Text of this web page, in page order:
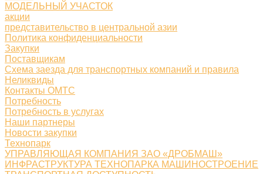
МОДЕЛЬНЫЙ УЧАСТОК
акции
представительство в центральной азии
Политика конфиденциальности
Закупки
Поставщикам
Схема заезда для транспортных компаний и правила
Неликвиды
Контакты ОМТС
Потребность
Потребность в услугах
Наши партнеры
Новости закупки
Технопарк
УПРАВЛЯЮЩАЯ КОМПАНИЯ ЗАО «ДРОБМАШ»
ИНФРАСТРУКТУРА ТЕХНОПАРКА МАШИНОСТРОЕНИЕ